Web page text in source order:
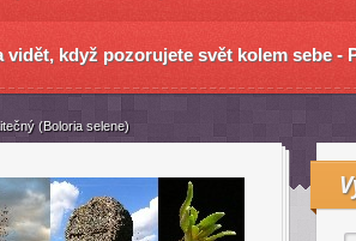
vidět, když pozorujete svět kolem sebe -
(Boloria selene)